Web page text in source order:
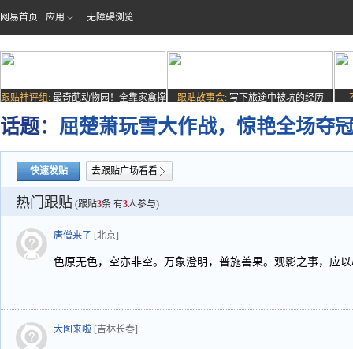
网易首页 应用 无障碍浏览
跟贴神评组: 最奇葩动物园！全靠家禽撑
场子
跟贴故事会: 写下旅途中被坑的经历
话题： 屈楚萧玩雪大作战，惊艳全场夺
快速发贴 去跟贴广场看看
热门跟贴 (跟贴3条 有3人参与)
唐僧来了 [北京]
色原无色，空亦非空。万象澄明，普施善果。观影之事，应
大图来啦 [吉林长春]